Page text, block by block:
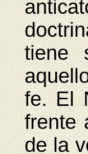
tiene
fe. El
frente
de la